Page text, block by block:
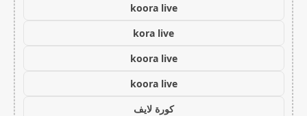
koora live
kora live
koora live
koora live
كورة لايف